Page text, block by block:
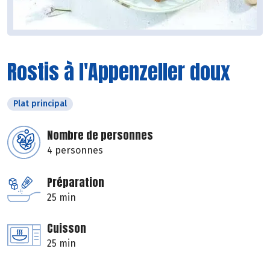
Rostis à l'Appenzeller doux
Plat principal
Nombre de personnes
4 personnes
Préparation
25 min
Cuisson
25 min